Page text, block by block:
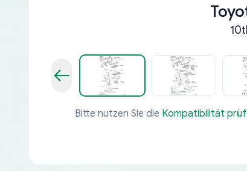
Bitte nutzen Sie die Kompatibilität